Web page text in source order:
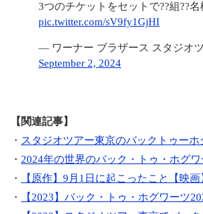
3つのチケットをセットで??組??名
pic.twitter.com/sV9fy1GjHI
— ワーナー ブラザース スタジオ
September 2, 2024
【関連記事】
・ スタジオツアー東京のバックトゥー
・ 2024年の世界のバック・トゥ・ホグワ
・
【原作】9月1日に起こったこと【映画
・
【2023】バック・トゥ・ホグワーツ